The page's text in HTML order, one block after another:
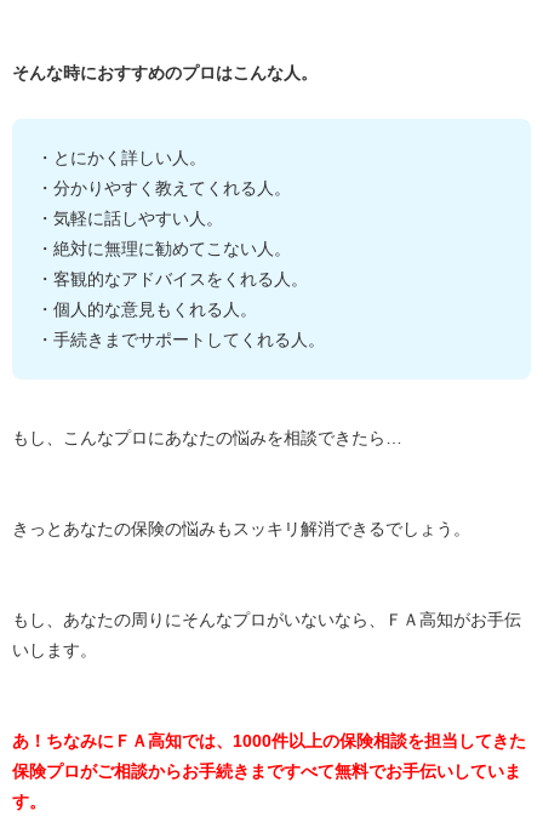
そんな時におすすめのプロはこんな人。
・とにかく詳しい人。
・分かりやすく教えてくれる人。
・気軽に話しやすい人。
・絶対に無理に勧めてこない人。
・客観的なアドバイスをくれる人。
・個人的な意見もくれる人。
・手続きまでサポートしてくれる人。
もし、こんなプロにあなたの悩みを相談できたら…
きっとあなたの保険の悩みもスッキリ解消できるでしょう。
もし、あなたの周りにそんなプロがいないなら、ＦＡ高知がお手伝
いします。
あ！ちなみにＦＡ高知では、 1000件以上の保険相談を担当してきた
保険プロがご相談からお手続きまですべて無料でお手伝いしていま
す。